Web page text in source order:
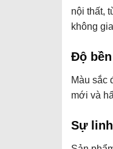
nội thất,
không
Độ
Màu sắc
mới và
Sự